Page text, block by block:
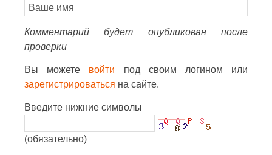
Комментарий будет опубликован после
проверки
Вы можете войти под своим логином или
зарегистрироваться на сайте.
Введите нижние символы
(обязательно)